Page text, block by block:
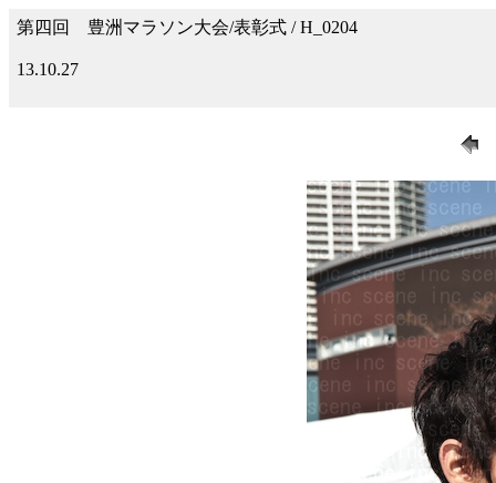
第四回 豊洲マラソン大会/表彰式 / H_0204
13.10.27